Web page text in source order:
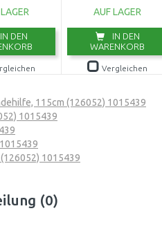
IN DEN
AUF LAGER
IN DEN
WARENKORB
Vergleichen
115cm (126052) 1015439
1015439
1015439
(0)